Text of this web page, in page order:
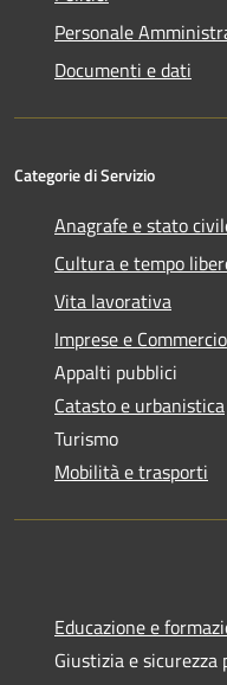
Personale
Documenti e dati
Categorie di Servizio
Anagrafe e stato
Cultura e tempo
Vita lavorativa
Imprese e Commercio
Appalti pubblici
Catasto e urbanistica
Turismo
Mobilità e trasporti
Educazione e
Giustizia e sicurezza